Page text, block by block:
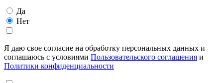
Да
Нет
Я даю свое согласие на обработку персональных данных и
соглашаюсь с условиями Пользовательского соглашения и
Политики конфиденциальности